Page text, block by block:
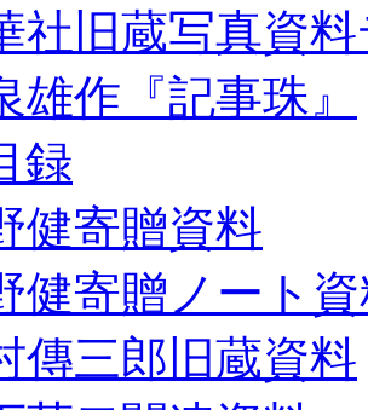
社旧蔵写真資
雄作『記事珠』
録
健寄贈資料
健寄贈ノート
傳三郎旧蔵資料